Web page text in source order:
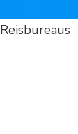
Reisbureaus